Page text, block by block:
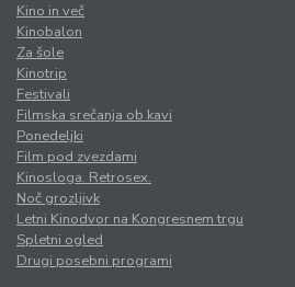
Kino in več
Kinobalon
Za šole
Kinotrip
Festivali
Filmska srečanja ob kavi
Ponedeljki
Film pod zvezdami
Kinosloga. Retrosex.
Noč grozljivk
Letni Kinodvor na Kongresnem trgu
Spletni ogled
Drugi posebni programi